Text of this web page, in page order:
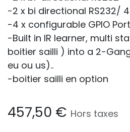
-2 x bi directional RS232/ 4
-4 x configurable GPIO
-Built in IR learner, multi
boitier sailli ) into a 2-
eu ou us)..
-boitier sailli en option
457,50 € Hors taxes